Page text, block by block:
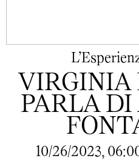
VIRGINIA
PARLA
10/26/2023,